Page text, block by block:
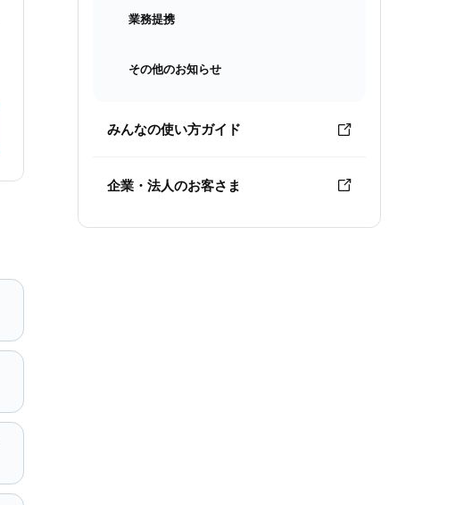
業務提携
その他のお知らせ
みんなの使い方ガイド
企業・法人のお客さま